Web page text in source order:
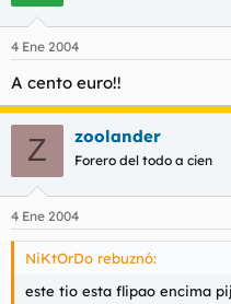
4 Ene 2004
A cento euro!!
Z zoolander
Forero del todo a cien
4 Ene 2004
NiKtOrDo rebuznó:
este tio esta flipao encima